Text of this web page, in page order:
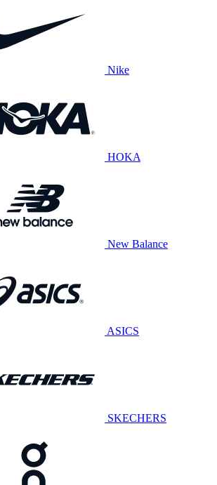
Nike
HOKA
New Balance
ASICS
SKECHERS